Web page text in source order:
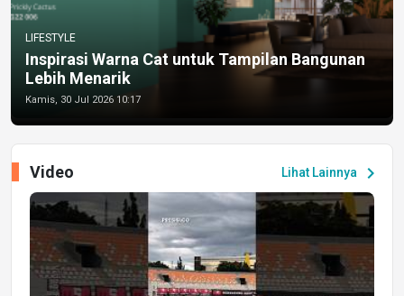
LIFESTYLE
Inspirasi Warna Cat untuk Tampilan Bangunan
Lebih Menarik
Kamis, 30 Jul 2026 10:17
Lihat Lainnya chevron_right
Video